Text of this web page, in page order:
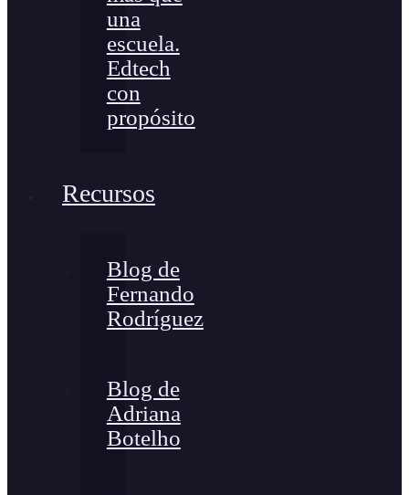
una
escuela.
Edtech
con
propósito
Recursos
Blog de
Fernando
Rodríguez
Blog de
Adriana
Botelho